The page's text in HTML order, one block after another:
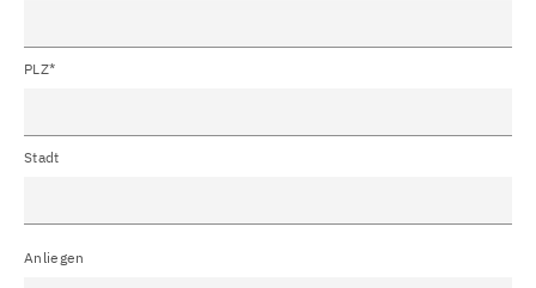
PLZ*
Stadt
Anliegen